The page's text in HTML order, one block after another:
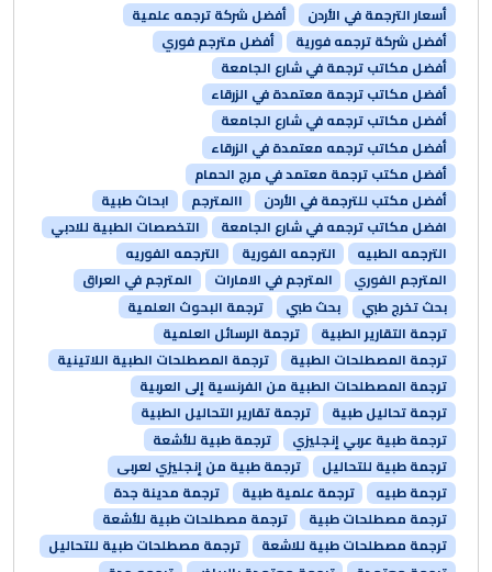
أسعار الترجمة في الأردن
أفضل شركة ترجمه علمية
أفضل شركة ترجمه فورية
أفضل مترجم فوري
أفضل مكاتب ترجمة في شارع الجامعة
أفضل مكاتب ترجمة معتمدة في الزرقاء
أفضل مكاتب ترجمه في شارع الجامعة
أفضل مكاتب ترجمه معتمدة في الزرقاء
أفضل مكتب ترجمة معتمد في مرج الحمام
أفضل مكتب للترجمة في الأردن
االمترجم
ابحاث طبية
افضل مكاتب ترجمه في شارع الجامعة
التخصصات الطبية للادبي
الترجمه الطبيه
الترجمه الفورية
الترجمه الفوريه
المترجم الفوري
المترجم في الامارات
المترجم في العراق
بحث تخرج طبي
بحث طبي
ترجمة البحوث العلمية
ترجمة التقارير الطبية
ترجمة الرسائل العلمية
ترجمة المصطلحات الطبية
ترجمة المصطلحات الطبية اللاتينية
ترجمة المصطلحات الطبية من الفرنسية إلى العربية
ترجمة تحاليل طبية
ترجمة تقارير التحاليل الطبية
ترجمة طبية عربي إنجليزي
ترجمة طبية للأشعة
ترجمة طبية للتحاليل
ترجمة طبية من إنجليزي لعربى
ترجمة طبيه
ترجمة علمية طبية
ترجمة مدينة جدة
ترجمة مصطلحات طبية
ترجمة مصطلحات طبية للأشعة
ترجمة مصطلحات طبية للاشعة
ترجمة مصطلحات طبية للتحاليل